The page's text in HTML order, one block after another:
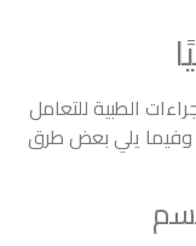
الطبية للتعامل
وفيما يلي بعض طرق